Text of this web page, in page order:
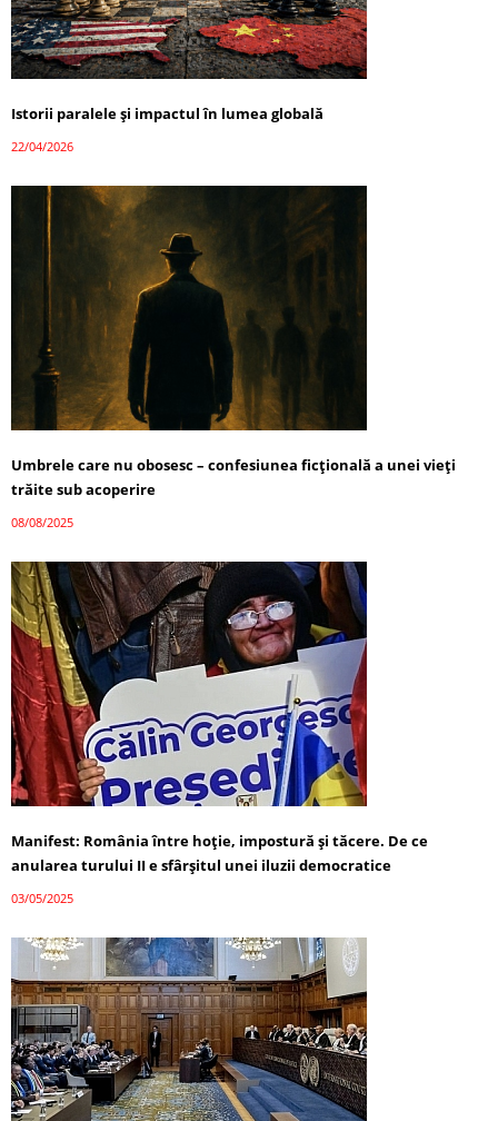
Istorii paralele și impactul în lumea globală
22/04/2026
Umbrele care nu obosesc – confesiunea ficțională a unei vieți
trăite sub acoperire
08/08/2025
Manifest: România între hoție, impostură și tăcere. De ce
anularea turului II e sfârșitul unei iluzii democratice
03/05/2025